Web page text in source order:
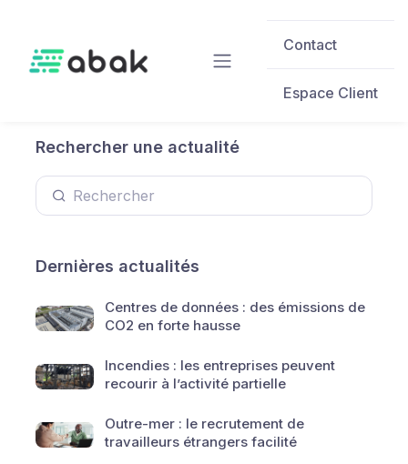
Contact
Espace Client
Rechercher une actualité
Dernières actualités
Centres de données : des émissions de
CO2 en forte hausse
Incendies : les entreprises peuvent
recourir à l’activité partielle
Outre-mer : le recrutement de
travailleurs étrangers facilité